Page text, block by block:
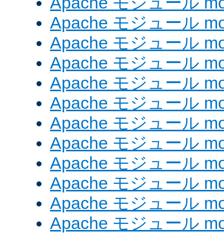
Apache モジュール
Apache モジュール
Apache モジュール
Apache モジュール
Apache モジュール
Apache モジュール
Apache モジュール
Apache モジュール
Apache モジュール
Apache モジュール
Apache モジュール